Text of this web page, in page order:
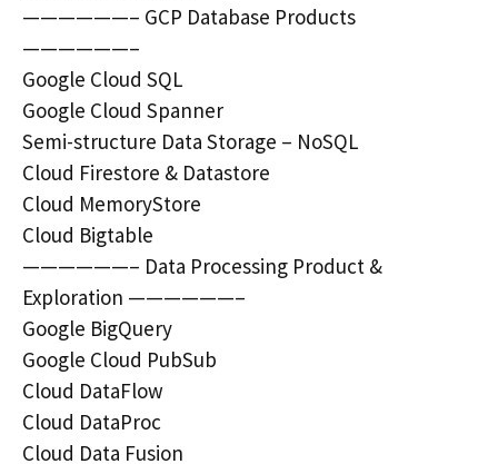
——————– GCP Database Products
——————–
Google Cloud SQL
Google Cloud Spanner
Semi-structure Data Storage – NoSQL
Cloud Firestore & Datastore
Cloud MemoryStore
Cloud Bigtable
——————– Data Processing Product &
Exploration ——————–
Google BigQuery
Google Cloud PubSub
Cloud DataFlow
Cloud DataProc
Cloud Data Fusion